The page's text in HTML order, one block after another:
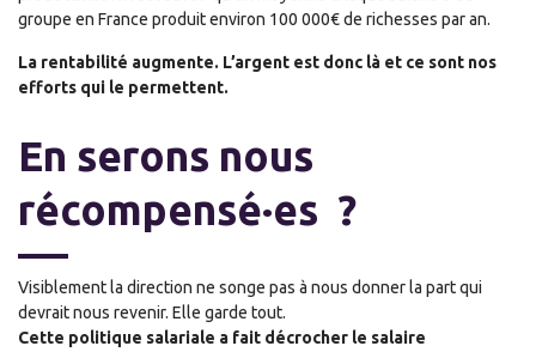
groupe en France produit environ 100 000€ de richesses par an.
La rentabilité augmente. L’argent est donc là et ce sont nos
efforts qui le permettent.
En serons nous
récompensé·es ?
Visiblement la direction ne songe pas à nous donner la part qui
devrait nous revenir. Elle garde tout.
Cette politique salariale a fait décrocher le salaire